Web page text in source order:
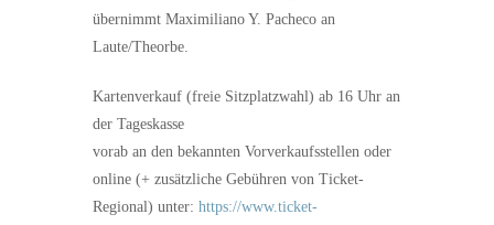
übernimmt Maximiliano Y. Pacheco an
Laute/Theorbe.
Kartenverkauf (freie Sitzplatzwahl) ab 16 Uhr an
der Tageskasse
vorab an den bekannten Vorverkaufsstellen oder
online (+ zusätzliche Gebühren von Ticket-
Regional) unter: https://www.ticket-